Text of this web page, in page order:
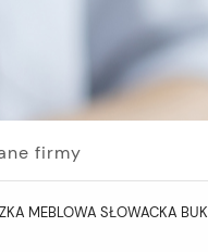
firmy
MEBLOWA SŁOWACKA BUK